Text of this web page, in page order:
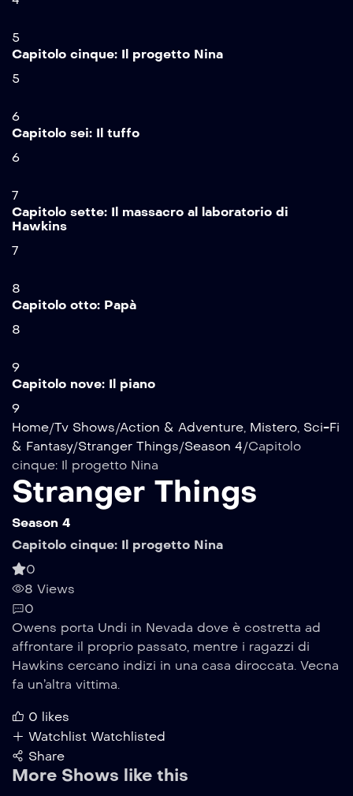
5
Capitolo cinque: Il progetto Nina
5
6
Capitolo sei: Il tuffo
6
7
Capitolo sette: Il massacro al laboratorio di
Hawkins
7
8
Capitolo otto: Papà
8
9
Capitolo nove: Il piano
9
Home/Tv Shows/Action & Adventure, Mistero, Sci-Fi
& Fantasy/Stranger Things/Season 4/Capitolo
cinque: Il progetto Nina
Stranger Things
Season 4
Capitolo cinque: Il progetto Nina
0
8 Views
0
Owens porta Undi in Nevada dove è costretta ad
affrontare il proprio passato, mentre i ragazzi di
Hawkins cercano indizi in una casa diroccata. Vecna
fa un’altra vittima.
0 likes
Watchlist Watchlisted
Share
More Shows like this